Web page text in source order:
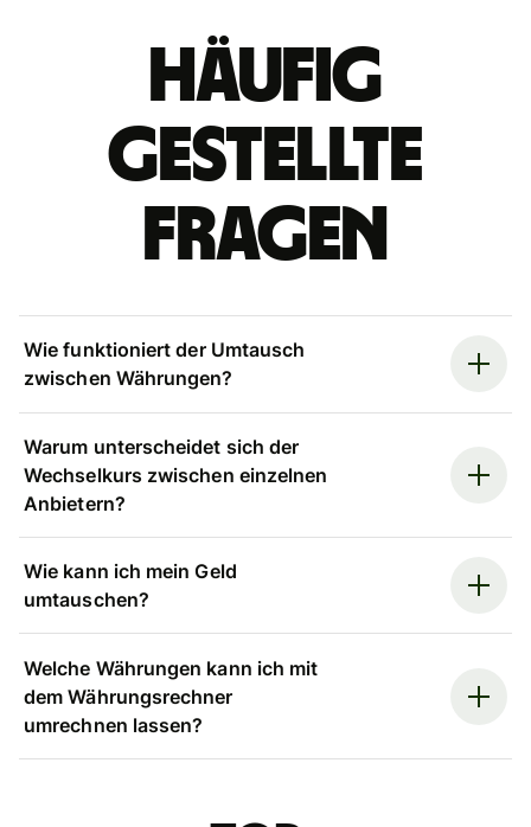
Häufig
gestellte
Fragen
Wie funktioniert der Umtausch
zwischen Währungen?
Warum unterscheidet sich der
Wechselkurs zwischen einzelnen
Anbietern?
Wie kann ich mein Geld
umtauschen?
Welche Währungen kann ich mit
dem Währungsrechner
umrechnen lassen?